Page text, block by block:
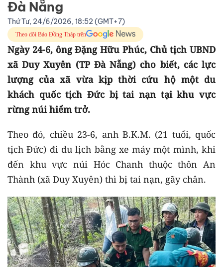
Đà Nẵng
Thứ Tư, 24/6/2026, 18:52 (GMT+7)
Theo dõi Báo Đồng Tháp trên
Ngày 24-6, ông Đặng Hữu Phúc, Chủ tịch UBND
xã Duy Xuyên (TP Đà Nẵng) cho biết, các lực
lượng của xã vừa kịp thời cứu hộ một du
khách quốc tịch Đức bị tai nạn tại khu vực
rừng núi hiểm trở.
Theo đó, chiều 23-6, anh B.K.M. (21 tuổi, quốc
tịch Đức) đi du lịch bằng xe máy một mình, khi
đến khu vực núi Hóc Chanh thuộc thôn An
Thành (xã Duy Xuyên) thì bị tai nạn, gãy chân.